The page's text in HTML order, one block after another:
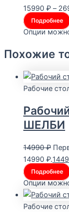
15990 ₽ –
Подробнее
Опции
Похожие
Рабочие
ШЕЛБИ
14990₽
14990 ₽.
Подробнее
Опции
Рабочие